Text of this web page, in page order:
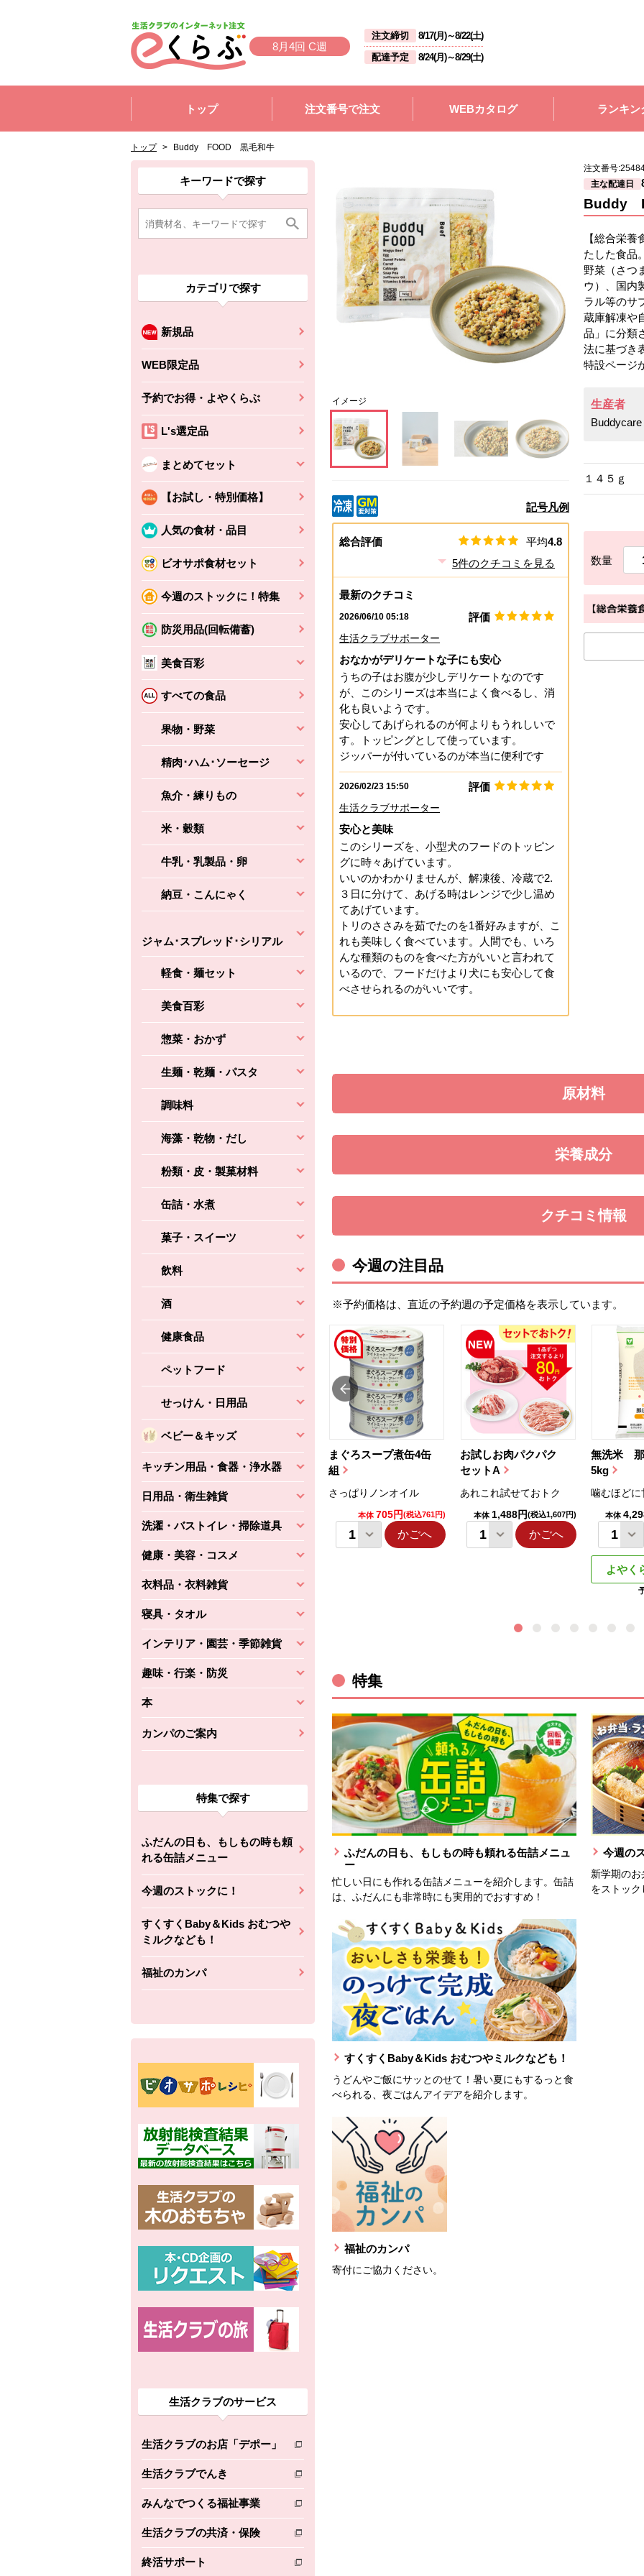
8月4回 C週
注文締切 8/17(月)～8/22(土)
配達予定
8/24(月)～8/29(土)
トップ
注文番号で注文 WEBカタログ ランキン
トップ > Buddy FOOD 黒毛和牛
ここから消費材検索メニューです。
キーワードで探す
カテゴリで探す
新規品
WEB限定品
予約でお得・よやくらぶ
L's選定品
まとめてセット
【お試し・特別価格】
人気の食材・品目
ビオサポ食材セット
今週のストックに！特集
防災用品(回転備蓄)
美食百彩
すべての食品
果物・野菜
精肉･ハム･ソーセージ
魚介・練りもの
米・穀類
牛乳・乳製品・卵
納豆・こんにゃく
ジャム･スプレッド･シリアル
軽食・麺セット
美食百彩
惣菜・おかず
生麺・乾麺・パスタ
調味料
海藻・乾物・だし
粉類・皮・製菓材料
缶詰・水煮
菓子・スイーツ
飲料
酒
健康食品
ペットフード
せっけん・日用品
ベビー＆キッズ
キッチン用品・食器・浄水器
日用品・衛生雑貨
洗濯・バストイレ・掃除道具
健康・美容・コスメ
衣料品・衣料雑貨
寝具・タオル
インテリア・園芸・季節雑貨
趣味・行楽・防災
本
カンパのご案内
特集で探す
ふだんの日も、もしもの時も頼
れる缶詰メニュー
今週のストックに！
すくすくBaby＆Kids おむつや
ミルクなども！
福祉のカンパ
消費材検索メニューここまで。
ここから本文です。
ここから組合員向けメニューです。
別のウィンドウで開きます。
生活クラブのサービス
生活クラブのお店「デポー」
別のウィンドウで開きます。
生活クラブでんき
別のウィンドウで開きます。
みんなでつくる福祉事業
別のウィンドウで開きます。
生活クラブの共済・保険
別のウィンドウで開きます。
終活サポート
別のウィンドウで開きます。
組合員向けメニューここまで。
ここから本文です。 注文番号:
主な配達日
Buddy
【総合栄
たした食品
野菜（さつ
ウ）、国内
ラル等のサ
蔵庫解凍や
品」に分類
法に基づき
特設ページ
生産者
Buddycare
１４５ｇ
数量
イメージ
この画像を大きく見る この画像を大きく見るこの画像を大きく見る
記号凡例
総合評価 平均4.8
5件のクチコミを見る
最新のクチコミ
2026/06/10 05:18 評価
生活クラブサポーター
おなかがデリケートな子にも安心
うちの子はお腹が少しデリケートなのです
が、このシリーズは本当によく食べるし、消
化も良いようです。
安心してあげられるのが何よりもうれしいで
す。トッピングとして使っています。
ジッパーが付いているのが本当に便利です
2026/02/23 15:50 評価
生活クラブサポーター
安心と美味
このシリーズを、小型犬のフードのトッピン
グに時々あげています。
いいのかわかりませんが、解凍後、冷蔵で2.
３日に分けて、あげる時はレンジで少し温め
てあげています。
トリのささみを茹でたのを1番好みますが、こ
れも美味しく食べています。人間でも、いろ
んな種類のものを食べた方がいいと言われて
いるので、フードだけより犬にも安心して食
べさせられるのがいいです。
原材料を展開す
栄養成分
を展開す
クチコミ情報
を展開す
今週の注目品
※予約価格は、直近の予約週の予定価格を表示しています。
まぐろスープ煮缶4缶
組
さっぱりノンオイル
本体 705円(税込761円)
かごへ
お試しお肉パクパク
セットA
あれこれ試せておトク
本体 1,488円(税込1,607円)
かごへ
無洗米 那
5kg
噛むほどに
本体
よやく
ちょこっと揚げ（香
えびの風味がぶわっ！
(税込356円)
かごへ
バルサミコ
本体 (税込2,333円)
かごへ
特集
ふだんの日も、もしもの時も頼れる缶詰メニュ
ー
忙しい日にも作れる缶詰メニューを紹介します。缶詰
は、ふだんにも非常時にも実用的でおすすめ！
今週の
新学期の
をストック
すくすくBaby＆Kids おむつやミルクなども！
うどんやご飯にサッとのせて！暑い夏にもするっと食
べられる、夜ごはんアイデアを紹介します。
福祉のカンパ
寄付にご協力ください。